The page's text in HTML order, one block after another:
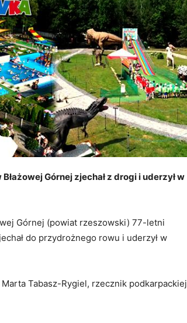
Górnej zjechał z drogi i uderzył w
Górnej (powiat rzeszowski) 77-letni
do przydrożnego rowu i uderzył w
Tabasz-Rygiel, rzecznik podkarpackiej